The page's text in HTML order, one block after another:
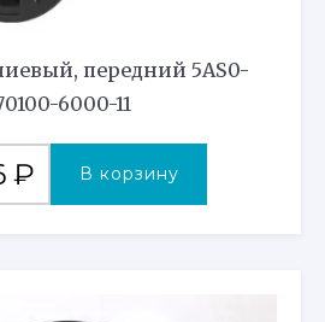
передний 5AS0-
6000-11
₽ В корзину